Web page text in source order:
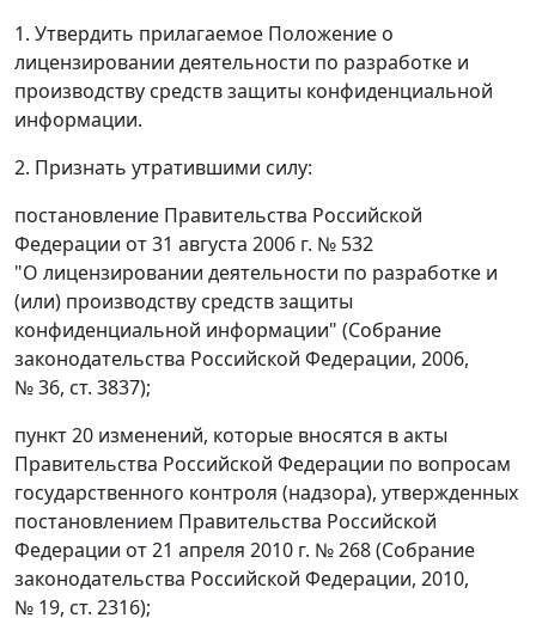
1. Утвердить прилагаемое Положение о
лицензировании деятельности по разработке и
производству средств защиты конфиденциальной
информации.
2. Признать утратившими силу:
постановление Правительства Российской
Федерации от 31 августа 2006 г. № 532
"О лицензировании деятельности по разработке и
(или) производству средств защиты
конфиденциальной информации" (Собрание
законодательства Российской Федерации, 2006,
№ 36, ст. 3837);
пункт 20 изменений, которые вносятся в акты
Правительства Российской Федерации по вопросам
государственного контроля (надзора), утвержденных
постановлением Правительства Российской
Федерации от 21 апреля 2010 г. № 268 (Собрание
законодательства Российской Федерации, 2010,
№ 19, ст. 2316);